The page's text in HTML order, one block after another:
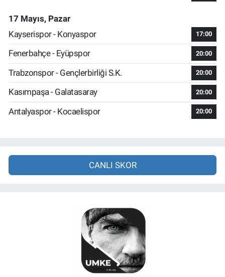
17 Mayıs, Pazar
Kayserispor - Konyaspor
17:00
Fenerbahçe - Eyüpspor 20:00
Trabzonspor - Gençlerbirliği S.K. 20:00
Kasımpaşa - Galatasaray 20:00
Antalyaspor - Kocaelispor 20:00
CANLI SKOR